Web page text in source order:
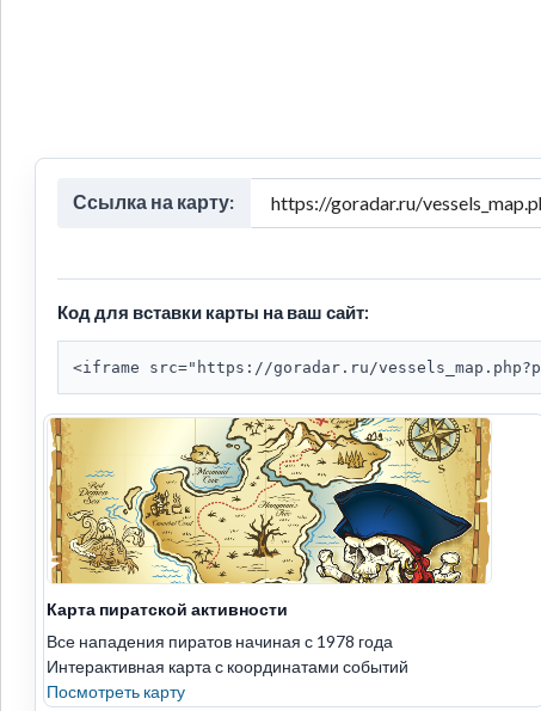
Ссылка на карту:
Код для вставки карты на ваш сайт:
<iframe src="https://goradar.ru/
Карта пиратской активности
Все нападения пиратов начиная с 1978 года
Интерактивная карта с координатами событий
Посмотреть карту